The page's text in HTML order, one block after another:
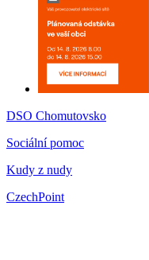
DSO Chomutovsko
Sociální pomoc
Kudy z nudy
CzechPoint